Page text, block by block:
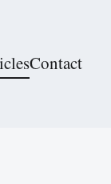
Contact